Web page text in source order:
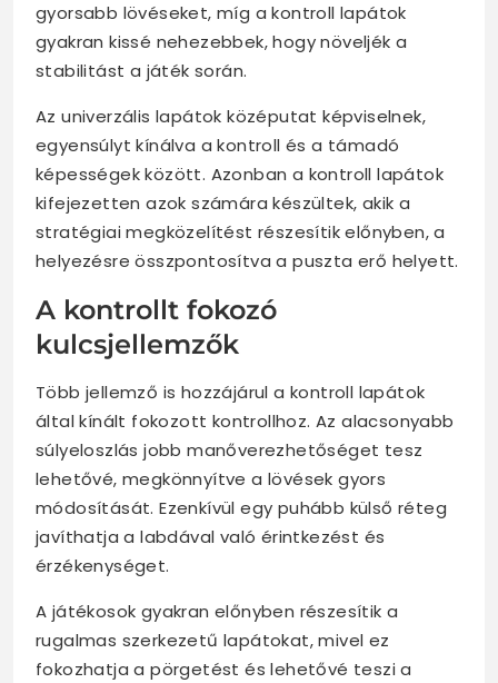
gyorsabb lövéseket, míg a kontroll lapátok
gyakran kissé nehezebbek, hogy növeljék a
stabilitást a játék során.
Az univerzális lapátok középutat képviselnek,
egyensúlyt kínálva a kontroll és a támadó
képességek között. Azonban a kontroll lapátok
kifejezetten azok számára készültek, akik a
stratégiai megközelítést részesítik előnyben, a
helyezésre összpontosítva a puszta erő helyett.
A kontrollt fokozó
kulcsjellemzők
Több jellemző is hozzájárul a kontroll lapátok
által kínált fokozott kontrollhoz. Az alacsonyabb
súlyeloszlás jobb manőverezhetőséget tesz
lehetővé, megkönnyítve a lövések gyors
módosítását. Ezenkívül egy puhább külső réteg
javíthatja a labdával való érintkezést és
érzékenységet.
A játékosok gyakran előnyben részesítik a
rugalmas szerkezetű lapátokat, mivel ez
fokozhatja a pörgetést és lehetővé teszi a